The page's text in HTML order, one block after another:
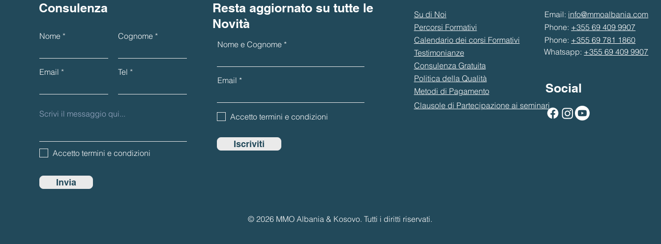
Consulenza
Nome Cognome
Email Tel
Accetto termini e condizioni
Invia
Nome e Cognome
Email
Accetto termini e condizioni
Iscriviti
Su di Noi
Percorsi Formativi
Calendario dei corsi Formativi
Testimonianze
Consulenza Gratuita
Politica della Qualità
Metodi di Pagamento
Clausole di Partecipazione ai seminari
© 2026 MMO Albania & Kosovo. Tutti i diritti riservati.
Email: info@mmoalbania.com
Phone: +355 69 409 9907
Phone: +355 69 781 1860
Whatsapp: +355 69 409 9907
Social
Resta aggiornato su tutte le
Novità